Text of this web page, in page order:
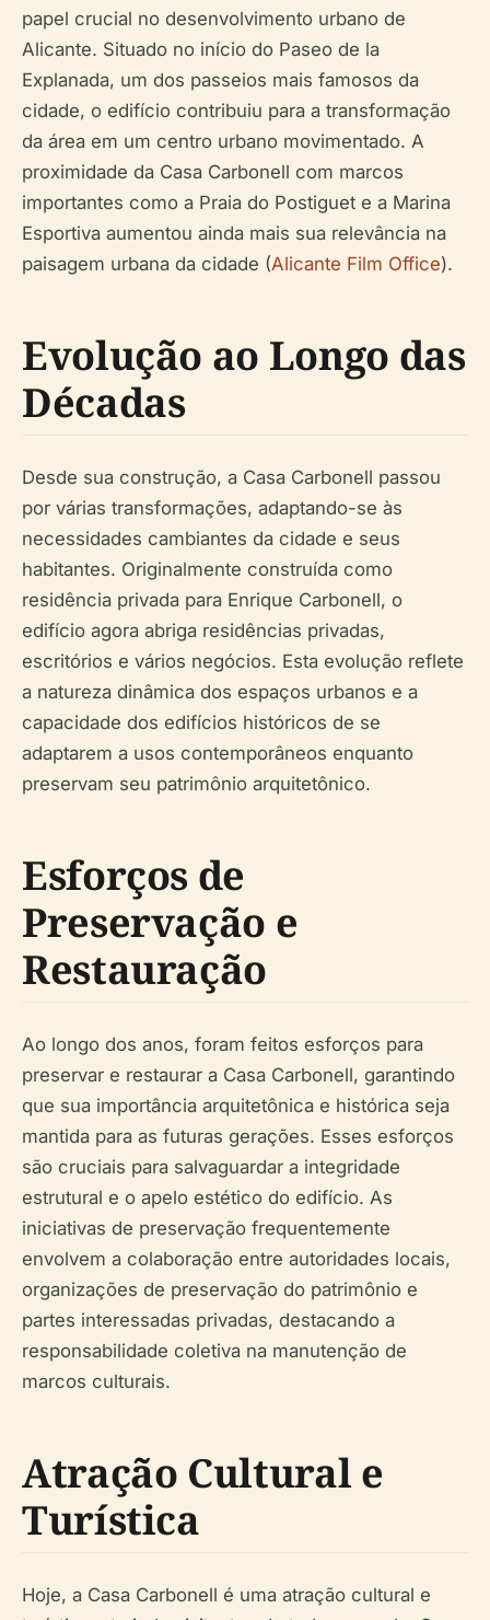
papel crucial no desenvolvimento urbano de
Alicante. Situado no início do Paseo de la
Explanada, um dos passeios mais famosos da
cidade, o edifício contribuiu para a transformação
da área em um centro urbano movimentado. A
proximidade da Casa Carbonell com marcos
importantes como a Praia do Postiguet e a Marina
Esportiva aumentou ainda mais sua relevância na
paisagem urbana da cidade (Alicante Film Office).
Evolução ao Longo das
Décadas
Desde sua construção, a Casa Carbonell passou
por várias transformações, adaptando-se às
necessidades cambiantes da cidade e seus
habitantes. Originalmente construída como
residência privada para Enrique Carbonell, o
edifício agora abriga residências privadas,
escritórios e vários negócios. Esta evolução reflete
a natureza dinâmica dos espaços urbanos e a
capacidade dos edifícios históricos de se
adaptarem a usos contemporâneos enquanto
preservam seu patrimônio arquitetônico.
Esforços de
Preservação e
Restauração
Ao longo dos anos, foram feitos esforços para
preservar e restaurar a Casa Carbonell, garantindo
que sua importância arquitetônica e histórica seja
mantida para as futuras gerações. Esses esforços
são cruciais para salvaguardar a integridade
estrutural e o apelo estético do edifício. As
iniciativas de preservação frequentemente
envolvem a colaboração entre autoridades locais,
organizações de preservação do patrimônio e
partes interessadas privadas, destacando a
responsabilidade coletiva na manutenção de
marcos culturais.
Atração Cultural e
Turística
Hoje, a Casa Carbonell é uma atração cultural e